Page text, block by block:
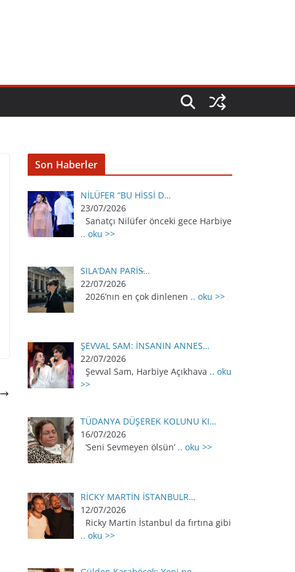
Son Haberler
NİLÜFER “BU HİSSİ D…
23/07/2026
Sanatçı Nilüfer önceki gece Harbiye
.. oku >>
SILA’DAN PARİS̵…
22/07/2026
2026’nın en çok dinlenen .. oku >>
ŞEVVAL SAM: İNSANIN ANNES…
22/07/2026
Şevval Sam, Harbiye Açıkhava .. oku
>>
TÜDANYA DÜŞEREK KOLUNU KI…
16/07/2026
‘Seni Sevmeyen ölsün’ .. oku >>
RİCKY MARTİN İSTANBULR…
12/07/2026
Ricky Martin İstanbul da fırtına gibi
.. oku >>